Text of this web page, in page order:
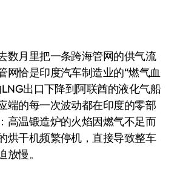
网恰是印度汽车制造业的“燃气血
出口下降到阿联酋的液化气船
端的每一次波动都在印度的零部
高温锻造炉的火焰因燃气不足而
烘干机频繁停机，直接导致整车
慢。